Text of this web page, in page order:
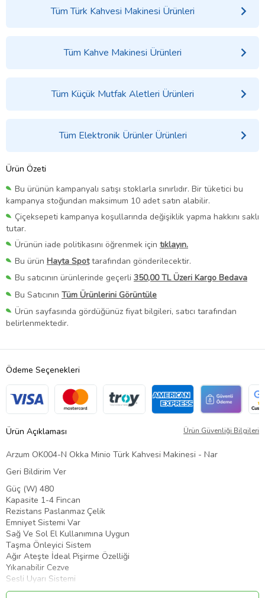
Tüm Türk Kahvesi Makinesi Ürünleri
Tüm Kahve Makinesi Ürünleri
Tüm Küçük Mutfak Aletleri Ürünleri
Tüm Elektronik Ürünler Ürünleri
Ürün Özeti
Bu ürünün kampanyalı satışı stoklarla sınırlıdır. Bir tüketici bu
kampanya stoğundan maksimum 10 adet satın alabilir.
Çiçeksepeti kampanya koşullarında değişiklik yapma hakkını saklı
tutar.
Ürünün iade politikasını öğrenmek için tıklayın.
Bu ürün Hayta Spottarafından gönderilecektir.
Bu satıcının ürünlerinde geçerli 350,00 TL Üzeri Kargo Bedava
Bu Satıcının Tüm Ürünlerini Görüntüle
Ürün sayfasında gördüğünüz fiyat bilgileri, satıcı tarafından
belirlenmektedir.
Ödeme Seçenekleri
Ürün Açıklaması Ürün Güvenliği Bilgileri
Arzum OK004-N Okka Minio Türk Kahvesi Makinesi - Nar
Geri Bildirim Ver
Güç (W) 480
Kapasite 1-4 Fincan
Rezistans Paslanmaz Çelik
Emniyet Sistemi Var
Sağ Ve Sol El Kullanımına Uygun
Taşma Önleyici Sistem
Ağır Ateşte İdeal Pişirme Özelliği
Yıkanabilir Cezve
Sesli Uyarı Sistemi